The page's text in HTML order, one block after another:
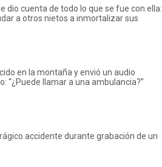
dio cuenta de todo lo que se fue con ella:
a otros nietos a inmortalizar sus
en la montaña y envió un audio
“¿Puede llamar a una ambulancia?”
accidente durante grabación de un